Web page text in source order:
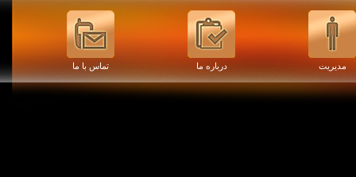
مدیریت درباره ما تماس با ما